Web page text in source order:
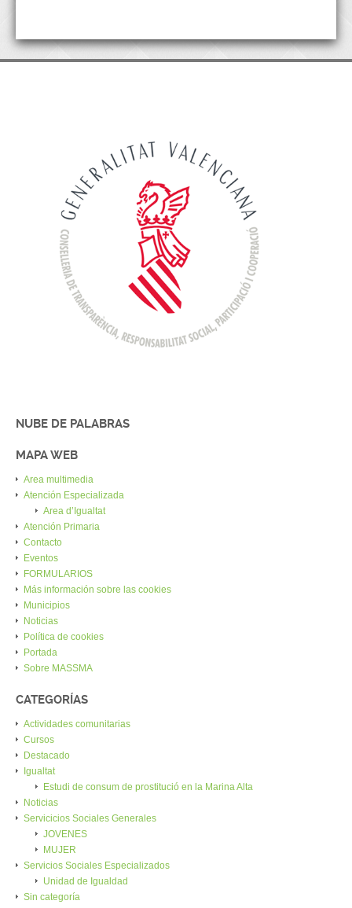
NUBE DE PALABRAS
MAPA WEB
Area multimedia
Atención Especializada
Area d’Igualtat
Atención Primaria
Contacto
Eventos
FORMULARIOS
Más información sobre las cookies
Municipios
Noticias
Política de cookies
Portada
Sobre MASSMA
CATEGORÍAS
Actividades comunitarias
Cursos
Destacado
Igualtat
Estudi de consum de prostitució en la Marina Alta
Noticias
Servicicios Sociales Generales
JOVENES
MUJER
Servicios Sociales Especializados
Unidad de Igualdad
Sin categoría